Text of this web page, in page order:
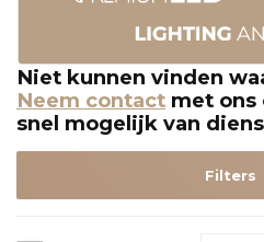
Niet kunnen vinden
Neem contact met ons
snel mogelijk van
Filters